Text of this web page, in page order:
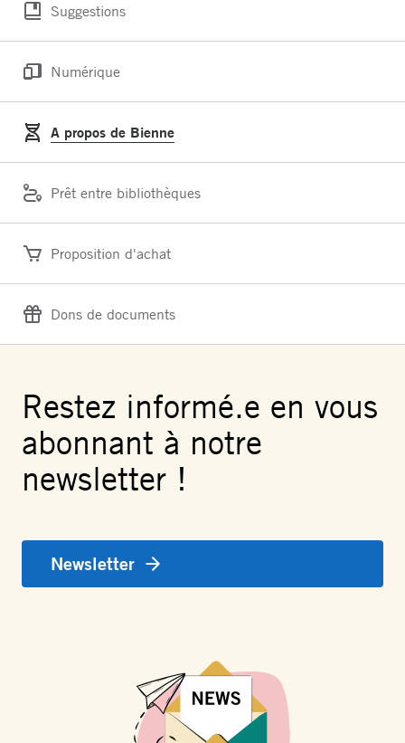
Suggestions
Numérique
A propos de Bienne
Prêt entre bibliothèques
Proposition d'achat
Dons de documents
Restez informé.e en vous
abonnant à notre
newsletter !
Newsletter